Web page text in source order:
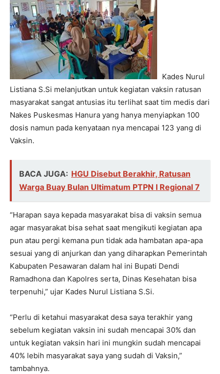
Kades Nurul
Listiana S.Si melanjutkan untuk kegiatan vaksin ratusan
masyarakat sangat antusias itu terlihat saat tim medis dari
Nakes Puskesmas Hanura yang hanya menyiapkan 100
dosis namun pada kenyataan nya mencapai 123 yang di
Vaksin.
BACA JUGA: HGU Disebut Berakhir, Ratusan
Warga Buay Bulan Ultimatum PTPN I Regional 7
“Harapan saya kepada masyarakat bisa di vaksin semua
agar masyarakat bisa sehat saat mengikuti kegiatan apa
pun atau pergi kemana pun tidak ada hambatan apa-apa
sesuai yang di anjurkan dan yang diharapkan Pemerintah
Kabupaten Pesawaran dalam hal ini Bupati Dendi
Ramadhona dan Kapolres serta, Dinas Kesehatan bisa
terpenuhi,” ujar Kades Nurul Listiana S.Si.
“Perlu di ketahui masyarakat desa saya terakhir yang
sebelum kegiatan vaksin ini sudah mencapai 30% dan
untuk kegiatan vaksin hari ini mungkin sudah mencapai
40% lebih masyarakat saya yang sudah di Vaksin,”
tambahnya.